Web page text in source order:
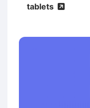
tablets